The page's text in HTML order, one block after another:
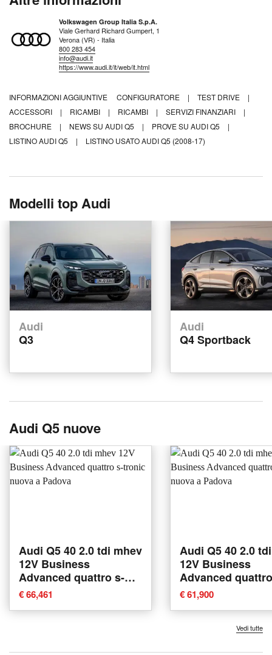
Volkswagen Group Italia S.p.A.
Viale Gerhard Richard Gumpert, 1
Verona (VR) - Italia
800 283 454
info@audi.it
https://www.audi.it/it/web/it.html
INFORMAZIONI AGGIUNTIVE CONFIGURATORE | TEST DRIVE
|
ACCESSORI
| RICAMBI | RICAMBI | SERVIZI FINANZIARI
|
BROCHURE
| NEWS SU AUDI Q5 | PROVE SU AUDI Q5
|
LISTINO AUDI Q5
| LISTINO USATO AUDI Q5 (2008-17)
Modelli top Audi
Audi
Q3
Audi
Q4 Sportback
Audi Q5 nuove
Audi Q5 40 2.0 tdi mhev
12V Business
Advanced quattro s-
tronic nuova a Padova
€ 66,461
Audi Q5 40 2.0
12V Business
Advanced
tronic nuova a
€ 61,900
Vedi tutte